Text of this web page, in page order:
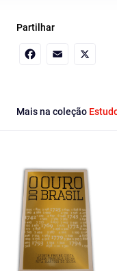
Partilhar
Mais na coleção